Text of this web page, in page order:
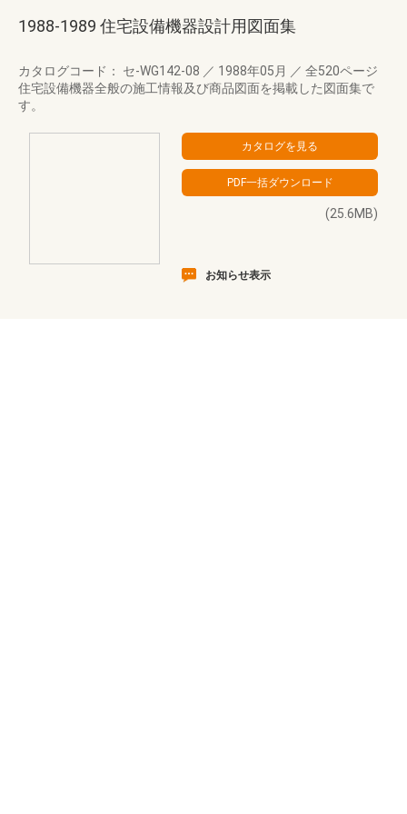
1988-1989 住宅設備機器設計用図面集
カタログコード： セ-WG142-08 ／ 1988年05月 ／ 全520ページ
住宅設備機器全般の施工情報及び商品図面を掲載した図面集で
す。
(25.6MB)
お知らせ表示